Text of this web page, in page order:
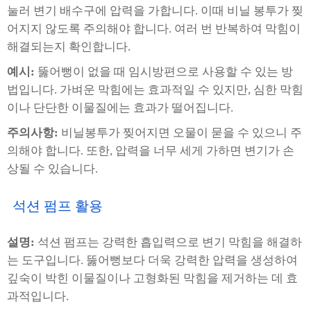
눌러 변기 배수구에 압력을 가합니다. 이때 비닐 봉투가 찢
어지지 않도록 주의해야 합니다. 여러 번 반복하여 막힘이
해결되는지 확인합니다.
예시: 뚫어뻥이 없을 때 임시방편으로 사용할 수 있는 방
법입니다. 가벼운 막힘에는 효과적일 수 있지만, 심한 막힘
이나 단단한 이물질에는 효과가 떨어집니다.
주의사항: 비닐봉투가 찢어지면 오물이 묻을 수 있으니 주
의해야 합니다. 또한, 압력을 너무 세게 가하면 변기가 손
상될 수 있습니다.
석션 펌프 활용
설명: 석션 펌프는 강력한 흡입력으로 변기 막힘을 해결하
는 도구입니다. 뚫어뻥보다 더욱 강력한 압력을 생성하여
깊숙이 박힌 이물질이나 고형화된 막힘을 제거하는 데 효
과적입니다.